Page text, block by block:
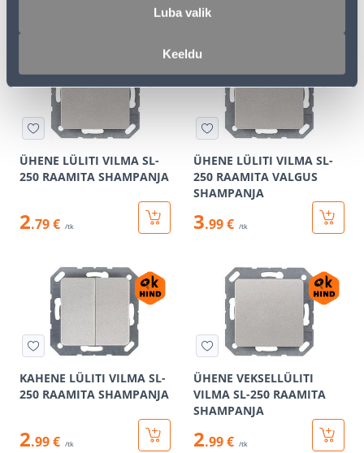
Luba valik
Keeldu
ÜHENE LÜLITI VILMA SL-
250 RAAMITA SHAMPANJA
2.79 € /tk
ÜHENE LÜLITI VILMA SL-
250 RAAMITA VALGUS
SHAMPANJA
3.99 € /tk
KAHENE LÜLITI VILMA SL-
250 RAAMITA SHAMPANJA
2.99 € /tk
ÜHENE VEKSELLÜLITI
VILMA SL-250 RAAMITA
SHAMPANJA
2.99 € /tk